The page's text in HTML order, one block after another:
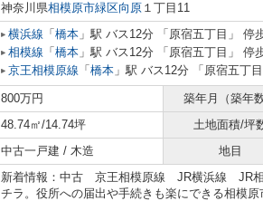
神奈川県相模原市緑区向原 １丁目11
横浜線 「 橋本 」駅 バス12分 「原宿五丁目」 停
相模線 「 橋本 」駅 バス12分 「原宿五丁目」 停
京王相模原線 「 橋本 」駅 バス12分 「原宿五丁
800万円 築年月（築年数
48.74㎡/14.74坪 土地面積/坪
中古一戸建 / 木造 地目
新着情報：中古 京王相模原線 JR横浜線 JR
チラ。役所への届出や手続きも楽にできる相模